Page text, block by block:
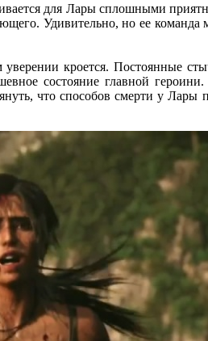
для Лары сплошными
Удивительно, но ее команда
кроется. Постоянные
состояние главной
что способов смерти у